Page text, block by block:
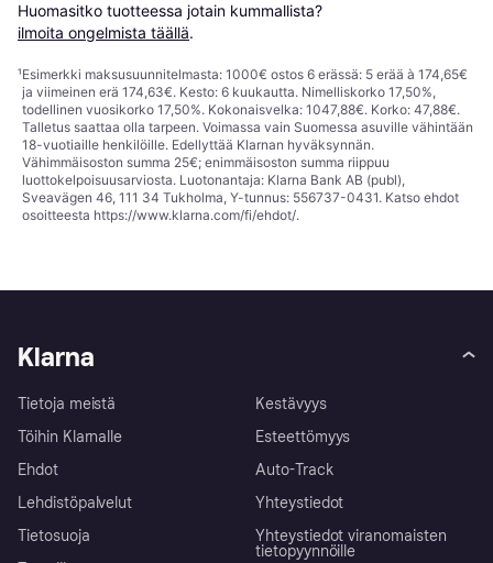
Huomasitko tuotteessa jotain kummallista?
ilmoita ongelmista täällä.
¹Esimerkki maksusuunnitelmasta: 1000€ ostos 6 erässä: 5 erää à 174,65€
ja viimeinen erä 174,63€. Kesto: 6 kuukautta. Nimelliskorko 17,50%,
todellinen vuosikorko 17,50%. Kokonaisvelka: 1047,88€. Korko: 47,88€.
Talletus saattaa olla tarpeen. Voimassa vain Suomessa asuville vähintään
18-vuotiaille henkilöille. Edellyttää Klarnan hyväksynnän.
Vähimmäisoston summa 25€; enimmäisoston summa riippuu
luottokelpoisuusarviosta. Luotonantaja: Klarna Bank AB (publ),
Sveavägen 46, 111 34 Tukholma, Y-tunnus: 556737-0431. Katso ehdot
osoitteesta https://www.klarna.com/fi/ehdot/.
Klarna
Tietoja meistä
Töihin Klarnalle
Ehdot
Lehdistöpalvelut
Tietosuoja
Kestävyys
Esteettömyys
Auto-Track
Yhteystiedot
Yhteystiedot viranomaisten
tietopyynnöille